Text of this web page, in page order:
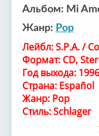
Альбом: Mi
Жанр: Pop
Лейбл: S.P.A. /
Формат: CD,
Год выхода: 1996
Страна: Español
Жанр: Pop
Стиль: Schlager